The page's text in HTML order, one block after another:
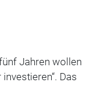
Jahren wollen
Das